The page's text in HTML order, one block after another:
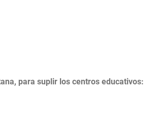
para suplir los centros educativos: